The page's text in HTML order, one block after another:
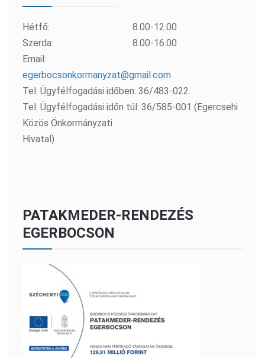
Hétfő:
8.00-12.00
Szerda:
8.00-16.00
Email:
egerbocsonkormanyzat@gmail.com
Tel: Ügyfélfogadási időben: 36/483-022.
Tel: Ügyfélfogadási időn túl: 36/585-001 (Egercsehi
Közös Önkormányzati
Hivatal)
PATAKMEDER-RENDEZÉS
EGERBOCSON